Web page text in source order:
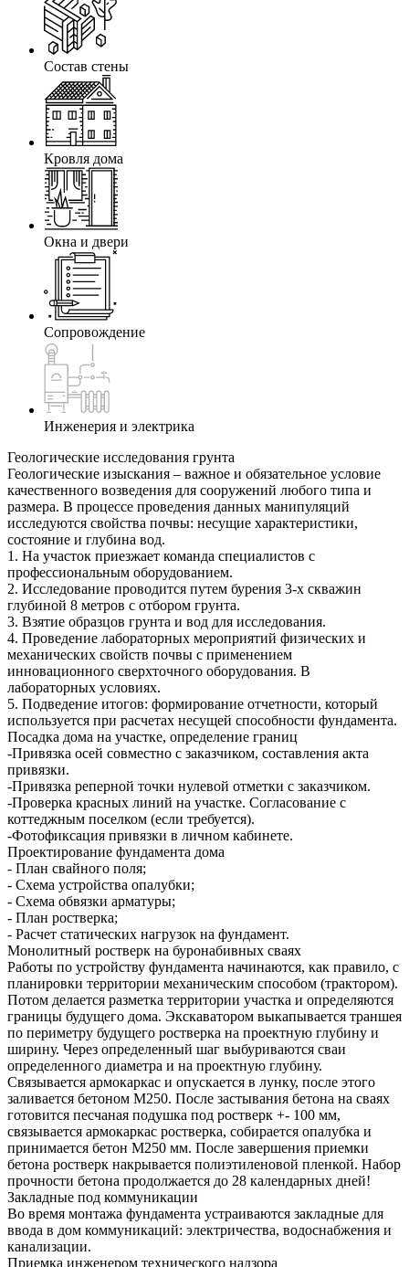
Состав стены
Кровля дома
Окна и двери
Сопровождение
Инженерия и электрика
Геологические исследования грунта
Геологические изыскания – важное и обязательное условие
качественного возведения для сооружений любого типа и
размера. В процессе проведения данных манипуляций
исследуются свойства почвы: несущие характеристики,
состояние и глубина вод.
1. На участок приезжает команда специалистов с
профессиональным оборудованием.
2. Исследование проводится путем бурения 3-х скважин
глубиной 8 метров с отбором грунта.
3. Взятие образцов грунта и вод для исследования.
4. Проведение лабораторных мероприятий физических и
механических свойств почвы с применением
инновационного сверхточного оборудования. В
лабораторных условиях.
5. Подведение итогов: формирование отчетности, который
используется при расчетах несущей способности фундамента.
Посадка дома на участке, определение границ
-Привязка осей совместно с заказчиком, составления акта
привязки.
-Привязка реперной точки нулевой отметки с заказчиком.
-Проверка красных линий на участке. Согласование с
коттеджным поселком (если требуется).
-Фотофиксация привязки в личном кабинете.
Проектирование фундамента дома
- План свайного поля;
- Схема устройства опалубки;
- Схема обвязки арматуры;
- План ростверка;
- Расчет статических нагрузок на фундамент.
Монолитный ростверк на буронабивных сваях
Работы по устройству фундамента начинаются, как правило, с
планировки территории механическим способом (трактором).
Потом делается разметка территории участка и определяются
границы будущего дома. Экскаватором выкапывается траншея
по периметру будущего ростверка на проектную глубину и
ширину. Через определенный шаг выбуриваются сваи
определенного диаметра и на проектную глубину.
Связывается армокаркас и опускается в лунку, после этого
заливается бетоном М250. После застывания бетона на сваях
готовится песчаная подушка под ростверк +- 100 мм,
связывается армокаркас ростверка, собирается опалубка и
принимается бетон М250 мм. После завершения приемки
бетона ростверк накрывается полиэтиленовой пленкой. Набор
прочности бетона продолжается до 28 календарных дней!
Закладные под коммуникации
Во время монтажа фундамента устраиваются закладные для
ввода в дом коммуникаций: электричества, водоснабжения и
канализации.
Приемка инженером технического надзора